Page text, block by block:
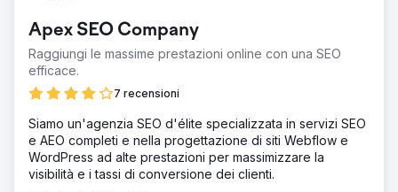
Apex SEO Company
Raggiungi le massime prestazioni online con una SEO
efficace.
7 recensioni
Siamo un'agenzia SEO d'élite specializzata in servizi SEO
e AEO completi e nella progettazione di siti Webflow e
WordPress ad alte prestazioni per massimizzare la
visibilità e i tassi di conversione dei clienti.